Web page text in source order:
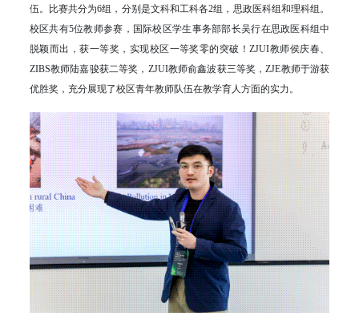
伍。比赛共分为6组，分别是文科和工科各2组，思政医科组和理科组。
校区共有5位教师参赛，国际校区学生事务部部长吴行在思政医科组中
脱颖而出，获一等奖，实现校区一等奖零的突破！ZJUI教师侯庆春、
ZIBS教师陆嘉骏获二等奖，ZJUI教师俞鑫波获三等奖，ZJE教师于游获
优胜奖，充分展现了校区青年教师队伍在教学育人方面的实力。